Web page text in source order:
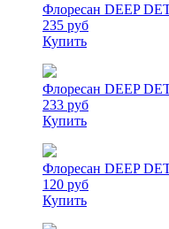
Флоресан DEEP
235 руб
Купить
Флоресан DEEP
233 руб
Купить
Флоресан DEEP
120 руб
Купить